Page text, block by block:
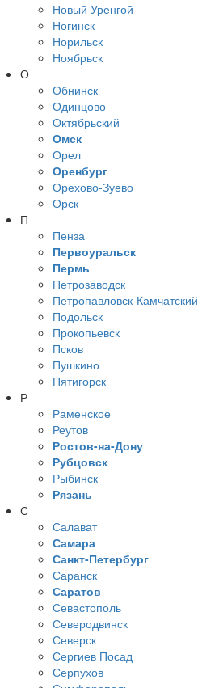
Новый Уренгой
Ногинск
Норильск
Ноябрьск
О
Обнинск
Одинцово
Октябрьский
Омск
Орел
Оренбург
Орехово-Зуево
Орск
П
Пенза
Первоуральск
Пермь
Петрозаводск
Петропавловск-Камчатский
Подольск
Прокопьевск
Псков
Пушкино
Пятигорск
Р
Раменское
Реутов
Ростов-на-Дону
Рубцовск
Рыбинск
Рязань
С
Салават
Самара
Санкт-Петербург
Саранск
Саратов
Севастополь
Северодвинск
Северск
Сергиев Посад
Серпухов